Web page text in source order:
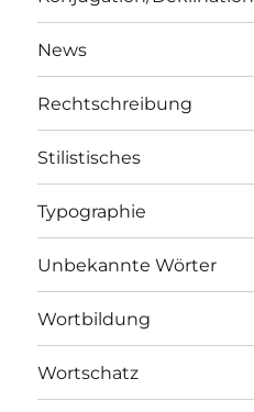
News
Rechtschreibung
Stilistisches
Typographie
Unbekannte Wörter
Wortbildung
Wortschatz